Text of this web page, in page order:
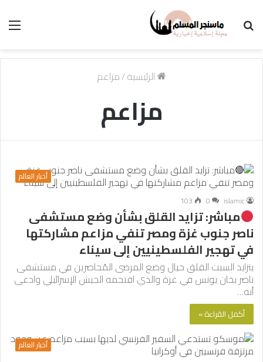
الرئيسية/مزاعم
مزاعم
أخبار العالم
islamic
0
103
مباشر: تزايد القلق بشأن وضع مستشفى
ناصر جنوب غزة ومصر تنفي مزاعم مشاركتها
في تهجير الفلسطينيين إلى سيناء
يتزايد السبت القلق حيال وضع المرضى المُحاصرين في مستشفى
ناصر بخان يونس في غزة والذي اقتحمه الجيش الإسرائيلي وادعى
أنه…
أكمل القراءة »
أخبار العالم